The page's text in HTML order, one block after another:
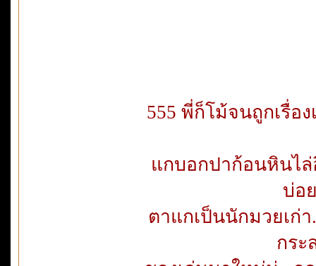
555 พี่ก็โม้จนถูกเรื่อ
แกบอกปาก้อนหินไล่
บ่อ
ตาแกเป็นนักมวยเก่
กระ